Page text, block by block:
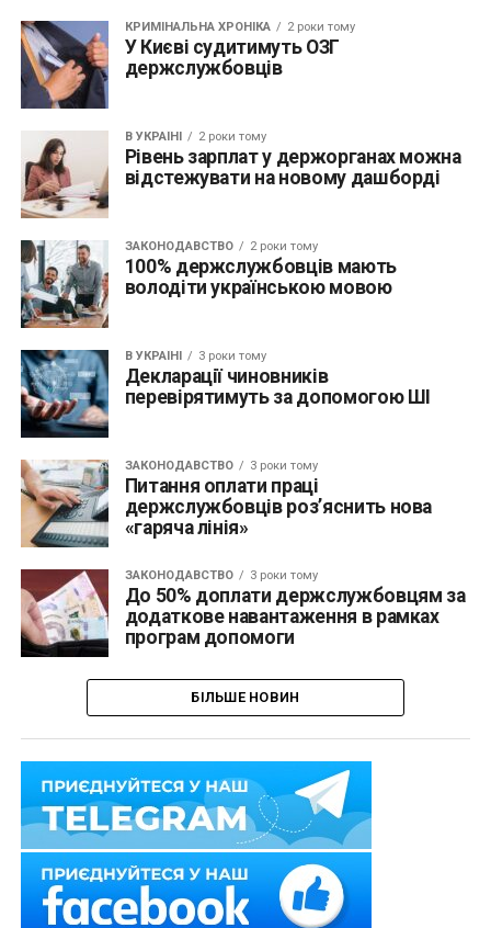
КРИМІНАЛЬНА ХРОНІКА 2 роки тому
У Києві судитимуть ОЗГ
держслужбовців
В УКРАЇНІ 2 роки тому
Рівень зарплат у держорганах можна
відстежувати на новому дашборді
ЗАКОНОДАВСТВО 2 роки тому
100% держслужбовців мають
володіти українською мовою
В УКРАЇНІ 3 роки тому
Декларації чиновників
перевірятимуть за допомогою ШІ
ЗАКОНОДАВСТВО 3 роки тому
Питання оплати праці
держслужбовців роз’яснить нова
«гаряча лінія»
ЗАКОНОДАВСТВО 3 роки тому
До 50% доплати держслужбовцям за
додаткове навантаження в рамках
програм допомоги
БІЛЬШЕ НОВИН